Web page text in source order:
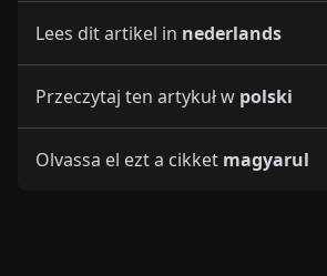
Lees dit artikel in nederlands
Przeczytaj ten artykuł w polski
Olvassa el ezt a cikket magyarul